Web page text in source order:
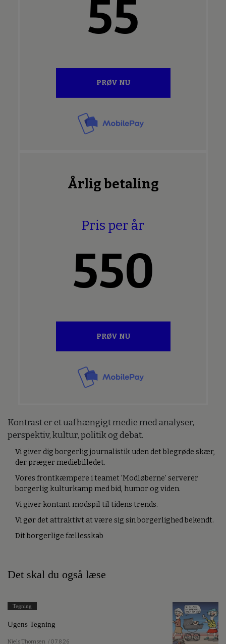
55
PRØV NU
Årlig betaling
Pris per år
550
PRØV NU
Kontrast er et uafhængigt medie med analyser,
perspektiv, kultur, politik og debat.
Vi giver dig borgerlig journalistik uden det blegrøde skær,
der præger mediebilledet.
Vores frontkæmpere i teamet ’Modløberne’ serverer
borgerlig kulturkamp med bid, humor og viden.
Vi giver kontant modspil til tidens trends.
Vi gør det attraktivt at være sig sin borgerlighed bekendt.
Dit borgerlige fællesskab
Det skal du også læse
Tegning
Ugens Tegning
Niels Thomsen / 07.8.26